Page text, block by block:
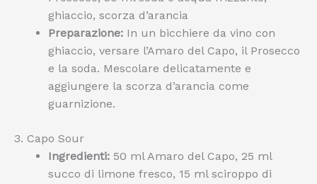
ghiaccio, scorza d’arancia
Preparazione: In un bicchiere da vino con
ghiaccio, versare l’Amaro del Capo, il Prosecco
e la soda. Mescolare delicatamente e
aggiungere la scorza d’arancia come
guarnizione.
3. Capo Sour
Ingredienti: 50 ml Amaro del Capo, 25 ml
succo di limone fresco, 15 ml sciroppo di